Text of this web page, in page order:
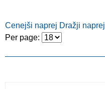
Cenejši naprej Dražji naprej
Per page: